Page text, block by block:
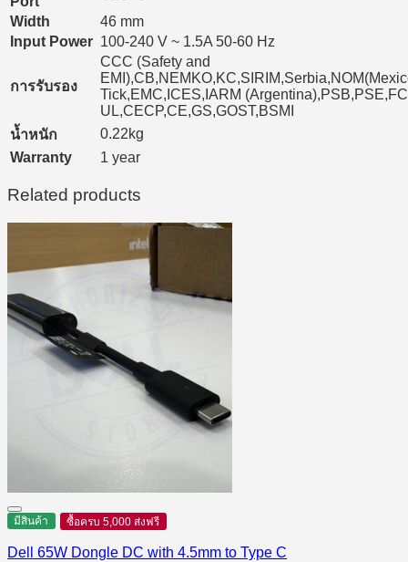
Width
46 mm
Input Power 100-240 V ~ 1.5A 50-60 Hz
การรับรอง
CCC (Safety and
Tick,EMC,ICES,IARM
UL,CECP,CE,GS,GOST,BSMI
น้ำหนัก
0.22kg
Warranty
1 year
Related products
มีสินค้า ซื้อครบ 5,000 ส่งฟรี
Dell 65W Dongle DC with 4.5mm to Type C